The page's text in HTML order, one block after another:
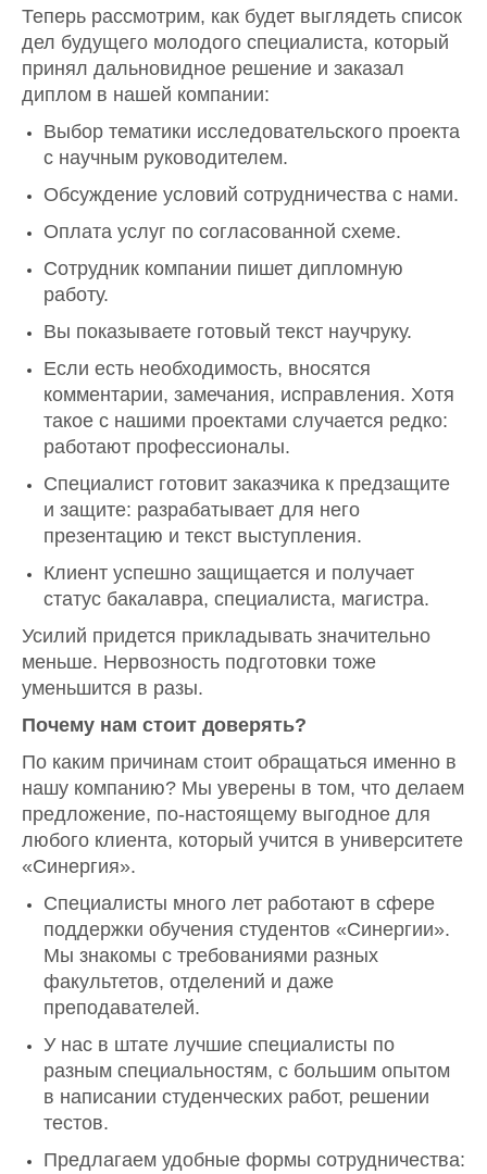
Теперь рассмотрим, как будет выглядеть список
дел будущего молодого специалиста, который
принял дальновидное решение и заказал
диплом в нашей компании:
Выбор тематики исследовательского проекта
с научным руководителем.
Обсуждение условий сотрудничества с нами.
Оплата услуг по согласованной схеме.
Сотрудник компании пишет дипломную
работу.
Вы показываете готовый текст научруку.
Если есть необходимость, вносятся
комментарии, замечания, исправления. Хотя
такое с нашими проектами случается редко:
работают профессионалы.
Специалист готовит заказчика к предзащите
и защите: разрабатывает для него
презентацию и текст выступления.
Клиент успешно защищается и получает
статус бакалавра, специалиста, магистра.
Усилий придется прикладывать значительно
меньше. Нервозность подготовки тоже
уменьшится в разы.
Почему нам стоит доверять?
По каким причинам стоит обращаться именно в
нашу компанию? Мы уверены в том, что делаем
предложение, по-настоящему выгодное для
любого клиента, который учится в университете
«Синергия».
Специалисты много лет работают в сфере
поддержки обучения студентов «Синергии».
Мы знакомы с требованиями разных
факультетов, отделений и даже
преподавателей.
У нас в штате лучшие специалисты по
разным специальностям, с большим опытом
в написании студенческих работ, решении
тестов.
Предлагаем удобные формы сотрудничества: